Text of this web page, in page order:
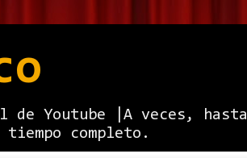
Youtube |A veces, hasta
completo.